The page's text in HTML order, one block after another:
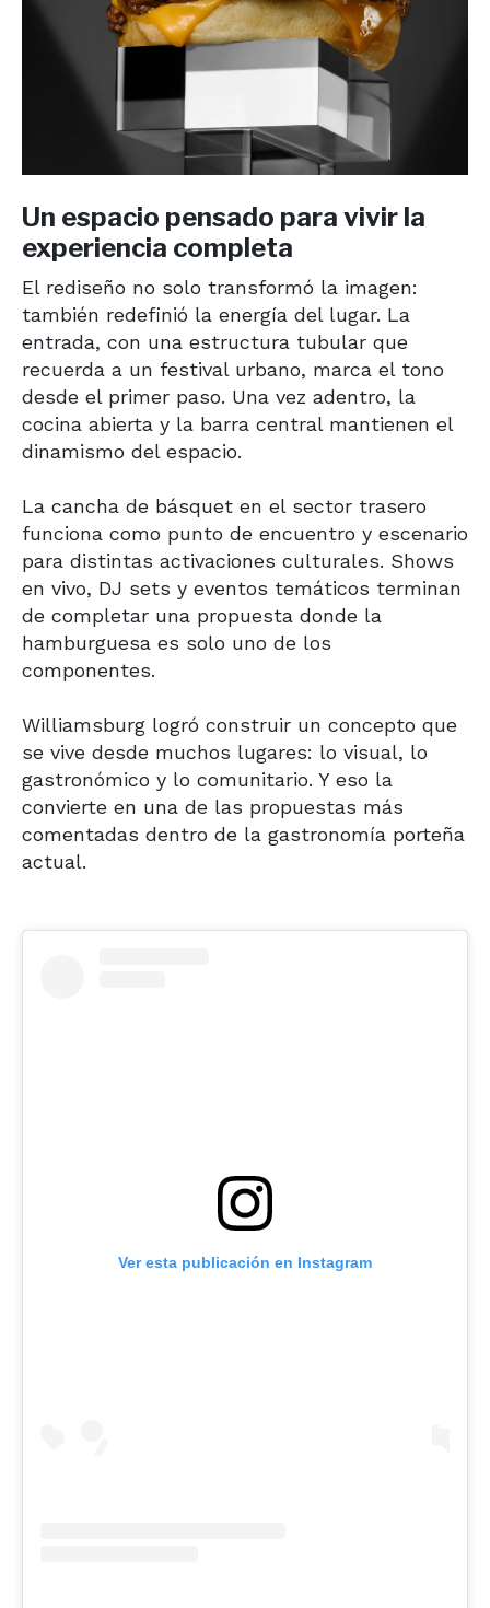
Un espacio pensado para vivir la
experiencia completa
El rediseño no solo transformó la imagen:
también redefinió la energía del lugar. La
entrada, con una estructura tubular que
recuerda a un festival urbano, marca el tono
desde el primer paso. Una vez adentro, la
cocina abierta y la barra central mantienen el
dinamismo del espacio.
La cancha de básquet en el sector trasero
funciona como punto de encuentro y escenario
para distintas activaciones culturales. Shows
en vivo, DJ sets y eventos temáticos terminan
de completar una propuesta donde la
hamburguesa es solo uno de los
componentes.
Williamsburg logró construir un concepto que
se vive desde muchos lugares: lo visual, lo
gastronómico y lo comunitario. Y eso la
convierte en una de las propuestas más
comentadas dentro de la gastronomía porteña
actual.
Ver esta publicación en Instagram